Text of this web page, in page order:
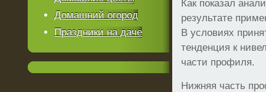
Как показал
результате
В условиях
тенденция к
части профиля.
Нижняя часть
Домашний огород
Праздники на даче